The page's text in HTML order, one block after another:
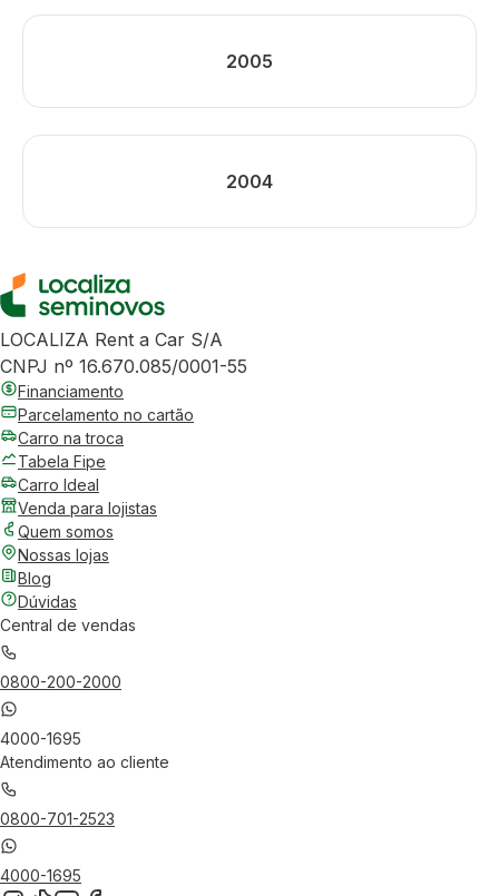
2005
2004
LOCALIZA Rent a Car S/A
CNPJ nº 16.670.085/0001-55
Financiamento
Parcelamento no cartão
Carro na troca
Tabela Fipe
Carro Ideal
Venda para lojistas
Quem somos
Nossas lojas
Blog
Dúvidas
Central de vendas
0800-200-2000
4000-1695
Atendimento ao cliente
0800-701-2523
4000-1695